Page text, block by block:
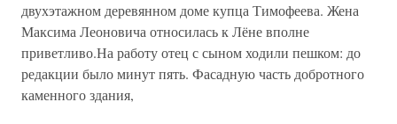
двухэтажном деревянном доме купца Тимофеева. Жена
Максима Леоновича относилась к Лёне вполне
приветливо.На работу отец с сыном ходили пешком: до
редакции было минут пять. Фасадную часть добротного
каменного здания,